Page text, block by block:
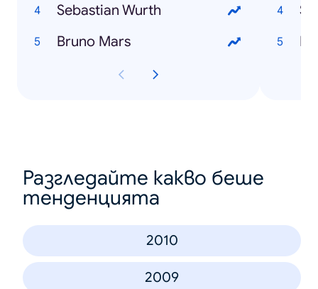
Sebastian Wurth
Bruno Mars
Разгледайте какво беше
тенденцията
2010
2009